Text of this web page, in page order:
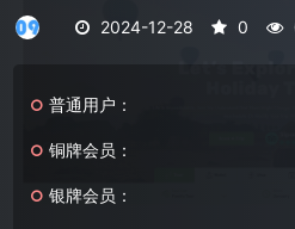
2024-12-28 0
普通用户：
铜牌会员：
银牌会员：